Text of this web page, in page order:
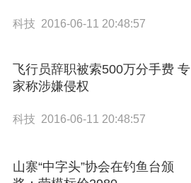
科技 2016-06-11 20:48:57
飞行员辞职被索500万分手费 专
家称涉嫌侵权
科技 2016-06-11 20:48:57
山寨“中字头”协会在钓鱼台颁